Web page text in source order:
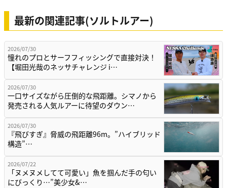
最新の関連記事(ソルトルアー)
2026/07/30
憧れのプロとサーフフィッシングで直接対決！
【堀田光哉のネッサチャレンジ i…
2026/07/30
一口サイズながら圧倒的な飛距離。シマノから
発売される人気ルアーに待望のダウン…
2026/07/30
『飛びすぎ』脅威の飛距離96m。”ハイブリッド
構造”…
2026/07/22
「ヌメヌメしてて可愛い」魚を掴んだ手の匂い
にびっくり…”美少女&…